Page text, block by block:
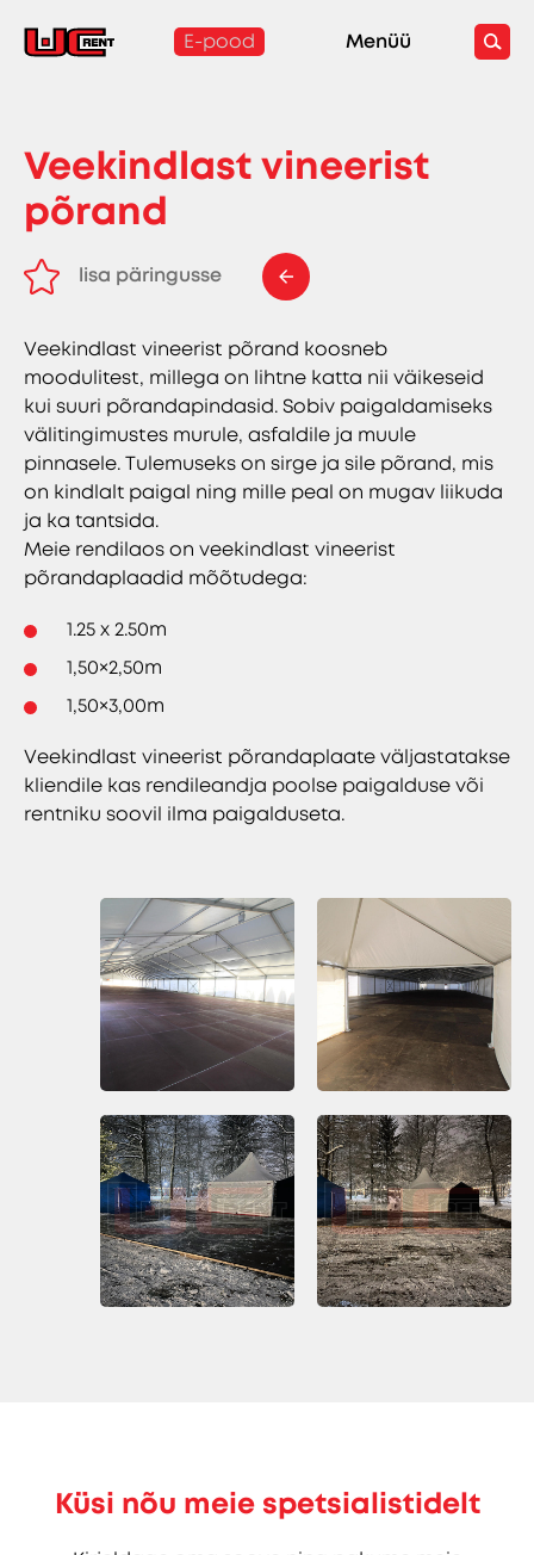
E-pood Menüü
Veekindlast vineerist
põrand
lisa päringusse
Veekindlast vineerist põrand koosneb
moodulitest, millega on lihtne katta nii väikeseid
kui suuri põrandapindasid. Sobiv paigaldamiseks
välitingimustes murule, asfaldile ja muule
pinnasele. Tulemuseks on sirge ja sile põrand, mis
on kindlalt paigal ning mille peal on mugav liikuda
ja ka tantsida.
Meie rendilaos on veekindlast vineerist
põrandaplaadid mõõtudega:
1.25 x 2.50m
1,50×2,50m
1,50×3,00m
Veekindlast vineerist põrandaplaate väljastatakse
kliendile kas rendileandja poolse paigalduse või
rentniku soovil ilma paigalduseta.
Küsi nõu meie spetsialistidelt